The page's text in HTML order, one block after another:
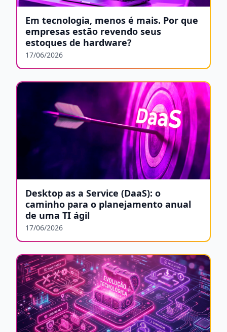
Em tecnologia, menos é mais. Por que
empresas estão revendo seus
estoques de hardware?
17/06/2026
Desktop as a Service (DaaS): o
caminho para o planejamento anual
de uma TI ágil
17/06/2026